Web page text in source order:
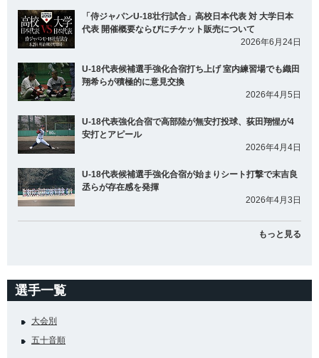
「侍ジャパンU-18壮行試合」高校日本代表 対 大学日本
代表 開催概要ならびにチケット販売について
2026年6月24日
U-18代表候補選手強化合宿打ち上げ 室内練習場でも織田
翔希らが積極的に意見交換
2026年4月5日
U-18代表強化合宿で高部陸が無安打投球、荻田翔惺が4
安打とアピール
2026年4月4日
U-18代表候補選手強化合宿が始まりシート打撃で末吉良
丞らが存在感を発揮
2026年4月3日
もっと見る
選手一覧
大会別
五十音順